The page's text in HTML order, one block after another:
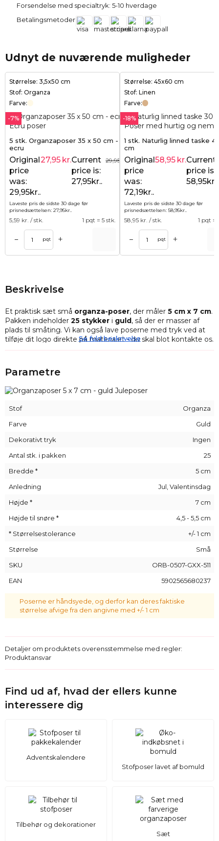
Forsendelse med specialtryk: 5-10 hverdage
Betalingsmetoder
Udnyt de nuværende muligheder
Størrelse: 3,5x50 cm
Stof: Organza
Farve:
-7%
5 stk. Organzaposer 35 x 50 cm -
ecru
29,95 kr.
Original
price
was:
29,95kr..
27,95 kr.Current
price is:
27,95kr..
Laveste pris de sidste 30 dage før
prisnedsættelsen: 27,95kr..
5,59 kr. / stk. 1 pqt = 5 stk.
– pqt +
Størrelse: 45x60 cm
Stof: Linen
Farve:
-18%
1 stk. Naturlig linned taske
cm
Original
price
was:
72,19kr..
58,95 kr.Current
price is:
58,95kr..
Laveste pris de sidste 30 dage før
prisnedsættelsen: 58,95kr..
58,95 kr. / stk. 1 pqt =
– pqt +
Beskrivelse
Et praktisk sæt små organza-poser, der måler 5 cm x 7 cm.
Pakken indeholder 25 stykker i guld, så der er masser af
plads til småting. Vi kan også lave poserne med tryk ved at
tilføje dit logo direkte på materialet - du skal blot kontakte os.
Dette sæt vil være meget nyttigt, hvis du har et stort antal
som pakker til knapper, smykker eller møntsamlinger.
Organza-poser
er også gode til at pakke en lille gave ind i,
så modtageren kan afsløre hemmeligheden, allerede inden
den åbnes, og opfordre dem til at pakke indholdet ud.
nyttigt i alle hjem.
Se fuld beskrivelse
Parametre
Stof
Organza
Farve
Guld
Dekorativt tryk
Ingen
Antal stk. i pakken
25
Bredde *
5 cm
Anledning
Jul, Valentinsdag
Højde *
7 cm
Højde til snøre *
4,5 - 5,5 cm
* Størrelsestolerance
+/- 1 cm
Størrelse
Små
SKU
ORB-0507-GXX-511
EAN
5902565680237
Poserne er håndsyede, og derfor kan deres faktiske
størrelse afvige fra den angivne med +/- 1 cm
Detaljer om produktets overensstemmelse med regler:
Produktansvar
Find ud af, hvad der ellers kunne
interessere dig
Adventskalendere
Stofposer lavet af bomuld
Tilbehør og dekorationer
Sæt